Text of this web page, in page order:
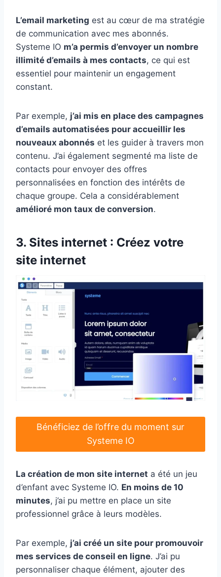
L’email marketing est au cœur de ma stratégie
de communication avec mes abonnés.
Systeme IO m’a permis d’envoyer un nombre
illimité d’emails à mes contacts, ce qui est
essentiel pour maintenir un engagement
constant.
Par exemple, j’ai mis en place des campagnes
d’emails automatisées pour accueillir les
nouveaux abonnés et les guider à travers mon
contenu. J’ai également segmenté ma liste de
contacts pour envoyer des offres
personnalisées en fonction des intérêts de
chaque groupe. Cela a considérablement
amélioré mon taux de conversion.
3. Sites internet : Créez votre
site internet
Bénéficiez de l’offre du moment sur
Systeme IO
La création de mon site internet a été un jeu
d’enfant avec Systeme IO. En moins de 10
minutes, j’ai pu mettre en place un site
professionnel grâce à leurs modèles.
Par exemple, j’ai créé un site pour promouvoir
mes services de conseil en ligne. J’ai pu
personnaliser chaque élément, ajouter des